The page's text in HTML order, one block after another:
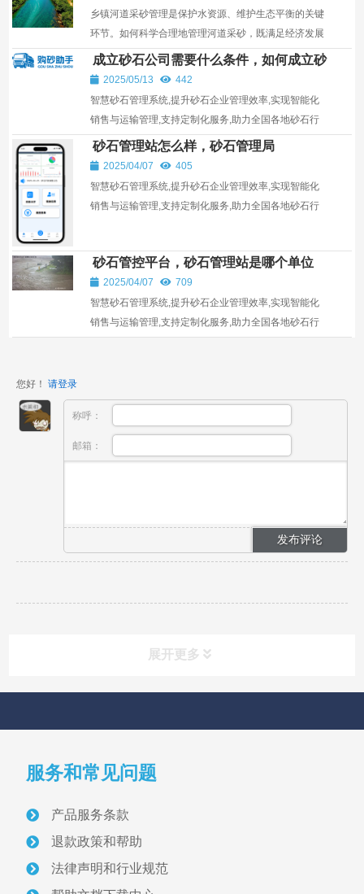
乡镇河道采砂管理是保护水资源、维护生态平衡的关键
环节。如何科学合理地管理河道采砂，既满足经济发展
需求，又保护生态环境？本文将带您深入了解这一领域
的...
成立砂石公司需要什么条件，如何成立砂
石公司
2025/05/13
442
智慧砂石管理系统,提升砂石企业管理效率,实现智能化
销售与运输管理,支持定制化服务,助力全国各地砂石行
业发展。
砂石管理站怎么样，砂石管理局
2025/04/07
405
智慧砂石管理系统,提升砂石企业管理效率,实现智能化
销售与运输管理,支持定制化服务,助力全国各地砂石行
砂石管控平台，砂石管理站是哪个单位
2025/04/07
709
智慧砂石管理系统,提升砂石企业管理效率,实现智能化
销售与运输管理,支持定制化服务,助力全国各地砂石行
您好！ 请登录
称呼：
邮箱：
展开更多
快速导航 NAV
首页
关于我们
服务和常见问题
产品服务条款
退款政策和帮助
法律声明和行业规范